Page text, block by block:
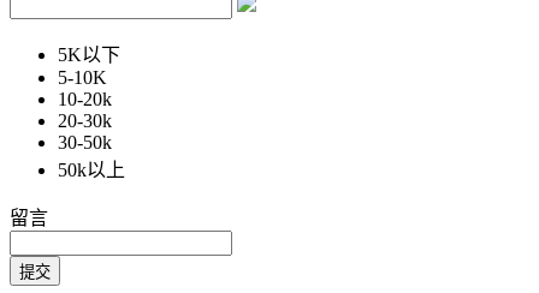
5K以下
5-10K
10-20k
20-30k
30-50k
50k以上
留言